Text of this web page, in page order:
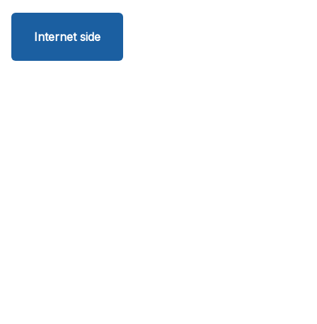
Internet side